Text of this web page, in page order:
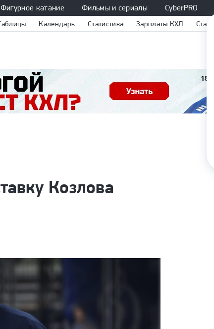
Фигурное катание Фильмы и сериалы CyberPRO
Календарь Статистика Зарплаты КХЛ Статьи
Козлова